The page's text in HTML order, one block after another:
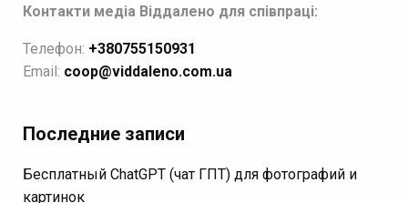
Контакти медіа Віддалено для співпраці:
Телефон: +380755150931
Email: coop@viddaleno.com.ua
Последние записи
Бесплатный ChatGPT (чат ГПТ) для фотографий и
картинок